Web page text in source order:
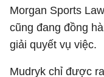
Morgan Sports
cũng đang đồng
giải quyết vụ việc.
Mudryk chỉ được